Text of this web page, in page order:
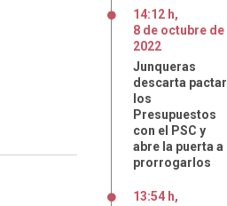
14:12 h,
8 de octubre de
2022
Junqueras
descarta pactar
los
Presupuestos
con el PSC y
abre la puerta a
prorrogarlos
13:54 h,